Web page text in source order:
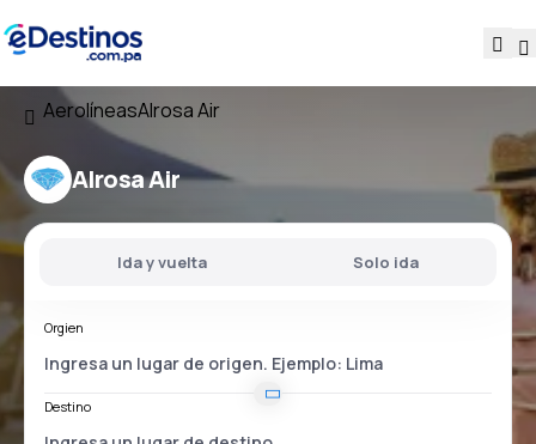
AerolíneasAlrosa Air
Alrosa Air
Ida y vuelta Solo ida
Orgien
Destino